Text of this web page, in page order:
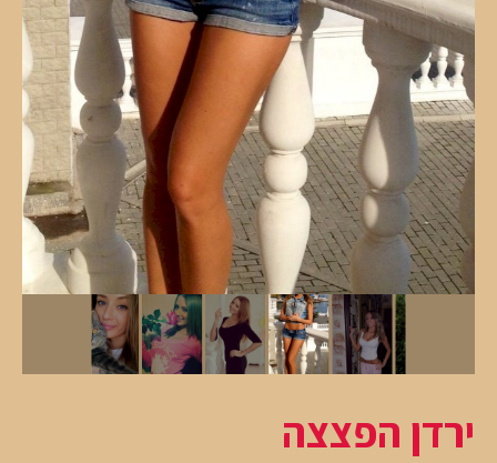
ירדן הפצצה